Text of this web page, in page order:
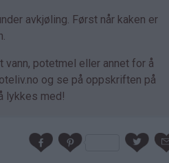
avkjøling. Først når kaken er
vann, potetmel eller annet for å
og se på oppskriften på
lykkes med!